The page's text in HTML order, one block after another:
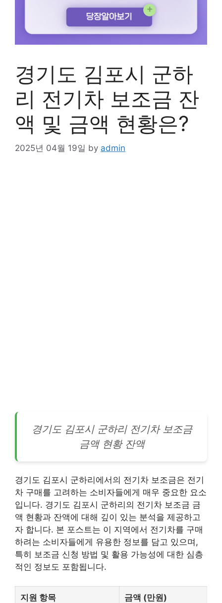
경기도 김포시 군하
리 전기차 보조금 잔
액 및 금액 현황은?
2025년 04월 19일 by admin
경기도 김포시 군하리 전기차보조금
금액 현황 잔액
경기도 김포시 군하리에서의 전기차 보조금은 전기
차 구매를 고려하는 소비자들에게 매우 중요한 요소
입니다. 경기도 김포시 군하리의 전기차 보조금 금
액 현황과 잔액에 대해 깊이 있는 분석을 제공하고
자 합니다. 본 포스트는 이 지역에서 전기차를 구매
하려는 소비자들에게 유용한 정보를 담고 있으며,
특히 보조금 신청 방법 및 활용 가능성에 대한 심층
적인 정보도 포함됩니다.
지원 항목 금액 (만원)